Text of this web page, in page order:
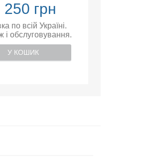
250 грн
по всій Україні.
і обслуговування.
У КОШИК